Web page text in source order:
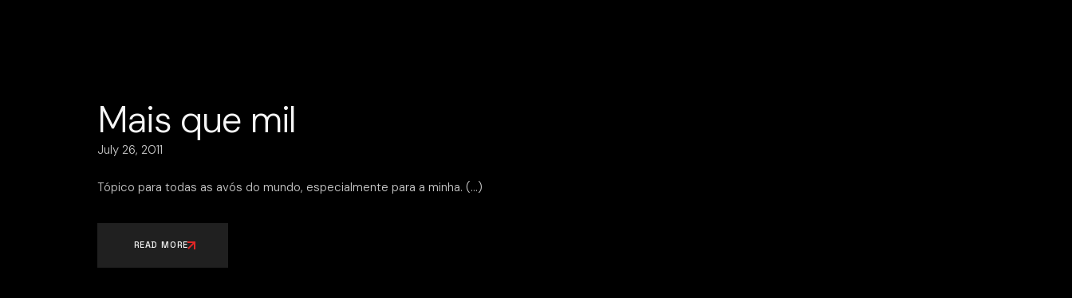
Mais que mil
July 26, 2011
Tópico para todas as avós do mundo, especialmente para a minha.
READ MORE